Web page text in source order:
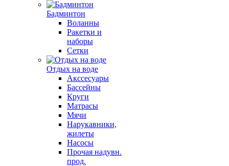
Бадминтон
Воланны
Ракетки и
наборы
Сетки
Отдых на воде
Акссесуары
Бассейны
Круги
Матрасы
Мячи
Нарукавники,
жилеты
Насосы
Прочая надувн.
прод.